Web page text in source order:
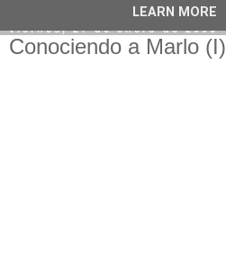
viernes, 27 de enero de 2006
Conociendo a Marlo (I)
LEARN MORE